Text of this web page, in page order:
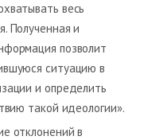
весь
Полученная и
позволит
ситуацию в
и определить
такой идеологии».
отклонений в